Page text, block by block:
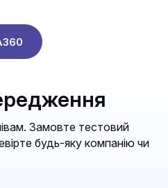
Замовте тестовий
будь-яку компанію чи